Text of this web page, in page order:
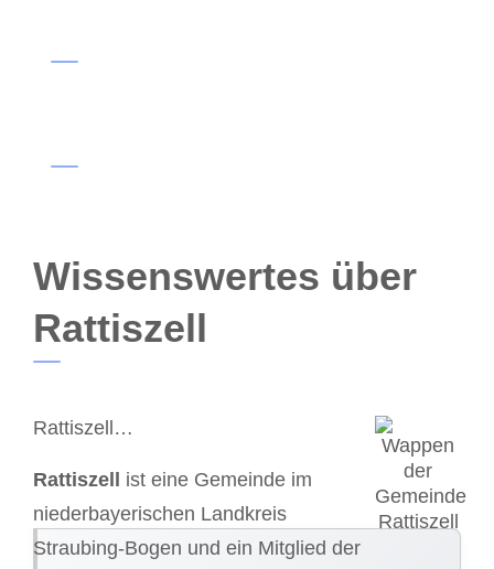
Wissenswertes über
Rattiszell
Rattiszell…
Rattiszell ist eine Gemeinde im
niederbayerischen Landkreis
Straubing-Bogen und ein Mitglied der